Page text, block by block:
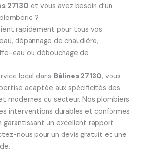
27130 et vous avez besoin d’un
?
rapidement pour tous vos
dépannage de chaudière,
eau ou débouchage de
local dans Bâlines 27130, vous
adaptée aux spécificités des
modernes du secteur. Nos plombiers
interventions durables et conformes
garantissant un excellent rapport
nous pour un devis gratuit et une